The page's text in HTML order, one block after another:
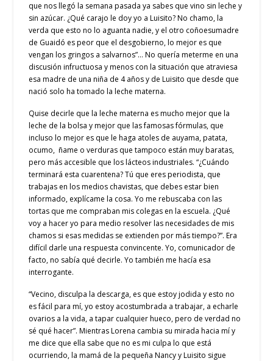
que nos llegó la semana pasada ya sabes que vino sin leche y
sin azúcar. ¿Qué carajo le doy yo a Luisito? No chamo, la
verda que esto no lo aguanta nadie, y el otro coñoesumadre
de Guaidó es peor que el desgobierno, lo mejor es que
vengan los gringos a salvarnos”… No quería meterme en una
discusión infructuosa y menos con la situación que atraviesa
esa madre de una niña de 4 años y de Luisito que desde que
nació solo ha tomado la leche materna.
Quise decirle que la leche materna es mucho mejor que la
leche de la bolsa y mejor que las famosas fórmulas, que
incluso lo mejor es que le haga atoles de auyama, patata,
ocumo, ñame o verduras que tampoco están muy baratas,
pero más accesible que los lácteos industriales. “¿Cuándo
terminará esta cuarentena? Tú que eres periodista, que
trabajas en los medios chavistas, que debes estar bien
informado, explícame la cosa. Yo me rebuscaba con las
tortas que me compraban mis colegas en la escuela. ¿Qué
voy a hacer yo para medio resolver las necesidades de mis
chamos si esas medidas se extienden por más tiempo?”. Era
difícil darle una respuesta convincente. Yo, comunicador de
facto, no sabía qué decirle. Yo también me hacía esa
interrogante.
“Vecino, disculpa la descarga, es que estoy jodida y esto no
es fácil para mí, yo estoy acostumbrada a trabajar, a echarle
ovarios a la vida, a tapar cualquier hueco, pero de verdad no
sé qué hacer”. Mientras Lorena cambia su mirada hacia mí y
me dice que ella sabe que no es mi culpa lo que está
ocurriendo, la mamá de la pequeña Nancy y Luisito sigue